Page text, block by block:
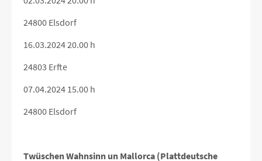
24800 Elsdorf
16.03.2024 20.00 h
24803 Erfte
07.04.2024 15.00 h
24800 Elsdorf
Twüschen Wahnsinn un Mallorca (Plattdeutsche